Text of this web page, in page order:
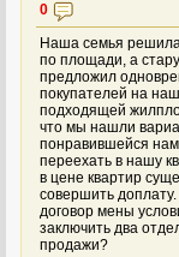
0
Наша семья
по площади, а
предложил
покупателей на
подходящей
что мы нашли
понравившейся
переехать в нашу
в цене квартир
совершить
договор мены
заключить два
продажи?